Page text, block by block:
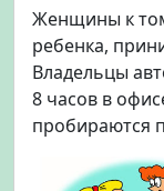
Женщины к
ребенка,
Владельцы
8 часов в
пробираются